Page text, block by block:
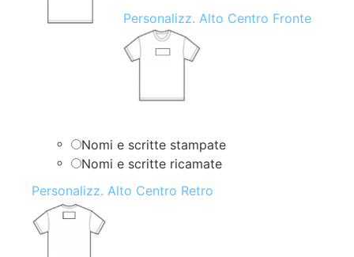
Personalizz. Alto Centro Fronte
Nomi e scritte stampate
Nomi e scritte ricamate
Personalizz. Alto Centro Retro